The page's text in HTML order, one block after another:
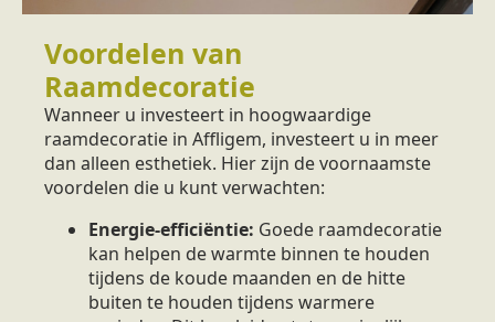
Voordelen van
Raamdecoratie
Wanneer u investeert in hoogwaardige
raamdecoratie in Affligem, investeert u in meer
dan alleen esthetiek. Hier zijn de voornaamste
voordelen die u kunt verwachten:
Energie-efficiëntie: Goede raamdecoratie
kan helpen de warmte binnen te houden
tijdens de koude maanden en de hitte
buiten te houden tijdens warmere